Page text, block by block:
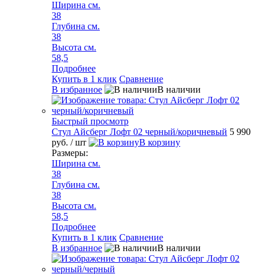
Ширина см.
38
Глубина см.
38
Высота см.
58,5
Подробнее
Купить в 1 клик Сравнение
В избранное
В наличии
Быстрый просмотр
Стул Айсберг Лофт 02 черный/коричневый 5 990
руб. / шт
В корзину
Размеры:
Ширина см.
38
Глубина см.
38
Высота см.
58,5
Подробнее
Купить в 1 клик Сравнение
В избранное
В наличии